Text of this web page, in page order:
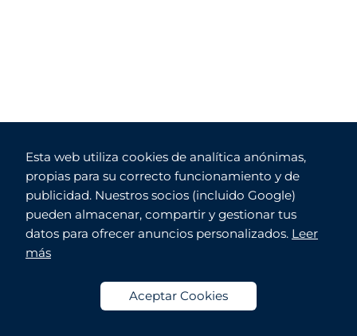
Enviar paquete
Esta web utiliza cookies de analítica anónimas,
propias para su correcto funcionamiento y de
publicidad. Nuestros socios (incluido Google)
pueden almacenar, compartir y gestionar tus
datos para ofrecer anuncios personalizados. Leer
más
Aceptar Cookies